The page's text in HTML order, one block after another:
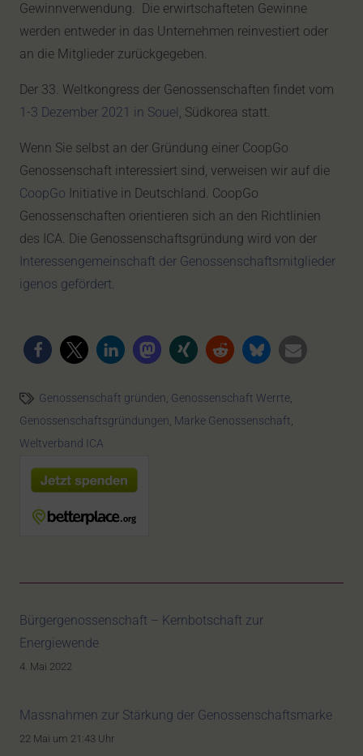
Gewinnverwendung. Die erwirtschafteten Gewinne
werden entweder in das Unternehmen reinvestiert oder
an die Mitglieder zurückgegeben.
Der 33. Weltkongress der Genossenschaften findet vom
1-3 Dezember 2021 in Souel, Südkorea statt.
Wenn Sie selbst an der Gründung einer CoopGo
Genossenschaft interessiert sind, verweisen wir auf die
CoopGo Initiative in Deutschland. CoopGo
Genossenschaften orientieren sich an den Richtlinien
des ICA. Die Genossenschaftsgründung wird von der
Interessengemeinschaft der Genossenschaftsmitglieder
igenos gefördert.
Genossenschaft gründen, Genossenschaft Werrte,
Genossenschaftsgründungen, Marke Genossenschaft,
Weltverband ICA
Bürgergenossenschaft – Kernbotschaft zur
Energiewende
4. Mai 2022
Massnahmen zur Stärkung der Genossenschaftsmarke
22 Mai um 21:43 Uhr